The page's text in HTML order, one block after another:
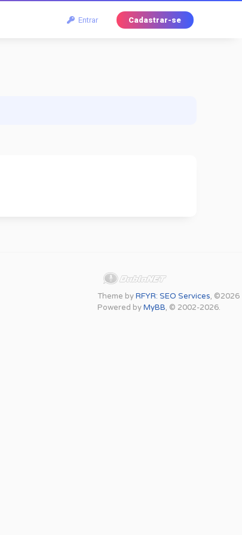
Entrar Cadastrar-se
Theme byRFYR: SEO Services, ©2026
Powered byMyBB, © 2002-2026.